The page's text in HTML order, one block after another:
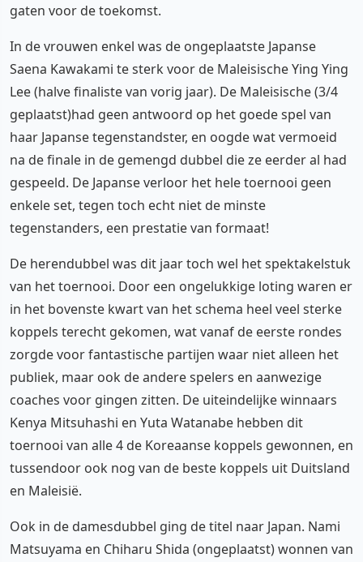
gaten voor de toekomst.
In de vrouwen enkel was de ongeplaatste Japanse
Saena Kawakami te sterk voor de Maleisische Ying Ying
Lee (halve finaliste van vorig jaar). De Maleisische (3/4
geplaatst)had geen antwoord op het goede spel van
haar Japanse tegenstandster, en oogde wat vermoeid
na de finale in de gemengd dubbel die ze eerder al had
gespeeld. De Japanse verloor het hele toernooi geen
enkele set, tegen toch echt niet de minste
tegenstanders, een prestatie van formaat!
De herendubbel was dit jaar toch wel het spektakelstuk
van het toernooi. Door een ongelukkige loting waren er
in het bovenste kwart van het schema heel veel sterke
koppels terecht gekomen, wat vanaf de eerste rondes
zorgde voor fantastische partijen waar niet alleen het
publiek, maar ook de andere spelers en aanwezige
coaches voor gingen zitten. De uiteindelijke winnaars
Kenya Mitsuhashi en Yuta Watanabe hebben dit
toernooi van alle 4 de Koreaanse koppels gewonnen, en
tussendoor ook nog van de beste koppels uit Duitsland
en Maleisië.
Ook in de damesdubbel ging de titel naar Japan. Nami
Matsuyama en Chiharu Shida (ongeplaatst) wonnen van